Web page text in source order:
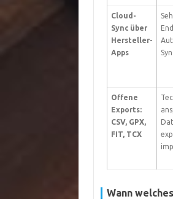
Cloud-
Sync über
Hersteller-
Apps
Offene
Exports:
CSV, GPX,
FIT, TCX
Wann